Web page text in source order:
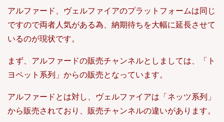
アルファード、ヴェルファイアのプラットフォームは同じ
ですので両者人気がある為、納期待ちを大幅に延長させて
いるのが現状です。
まず、アルファードの販売チャンネルとしましては、「ト
ヨペット系列」からの販売となっています。
アルファードとは対し、ヴェルファイアは「ネッツ系列」
から販売されており、販売チャンネルの違いがあります。